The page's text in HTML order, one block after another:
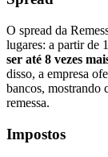
O spread da
lugares: a partir de
ser até 8 vezes
disso, a empresa
bancos, mostrando
remessa.
Impostos